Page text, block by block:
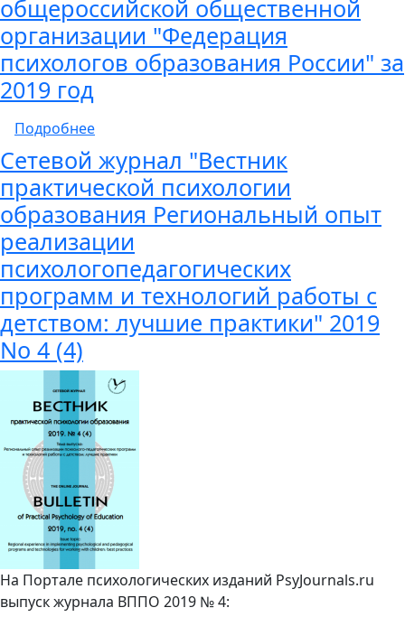
общероссийской общественной
организации "Федерация
психологов образования России" за
2019 год
Подробнеео Финансовый отчет общероссийской
Сетевой журнал "Вестник
практической психологии
образования Региональный опыт
реализации
психологопедагогических
программ и технологий работы с
детством: лучшие практики" 2019
No 4 (4)
На Портале психологических изданий PsyJournals.ru
выпуск журнала ВППО 2019 № 4: